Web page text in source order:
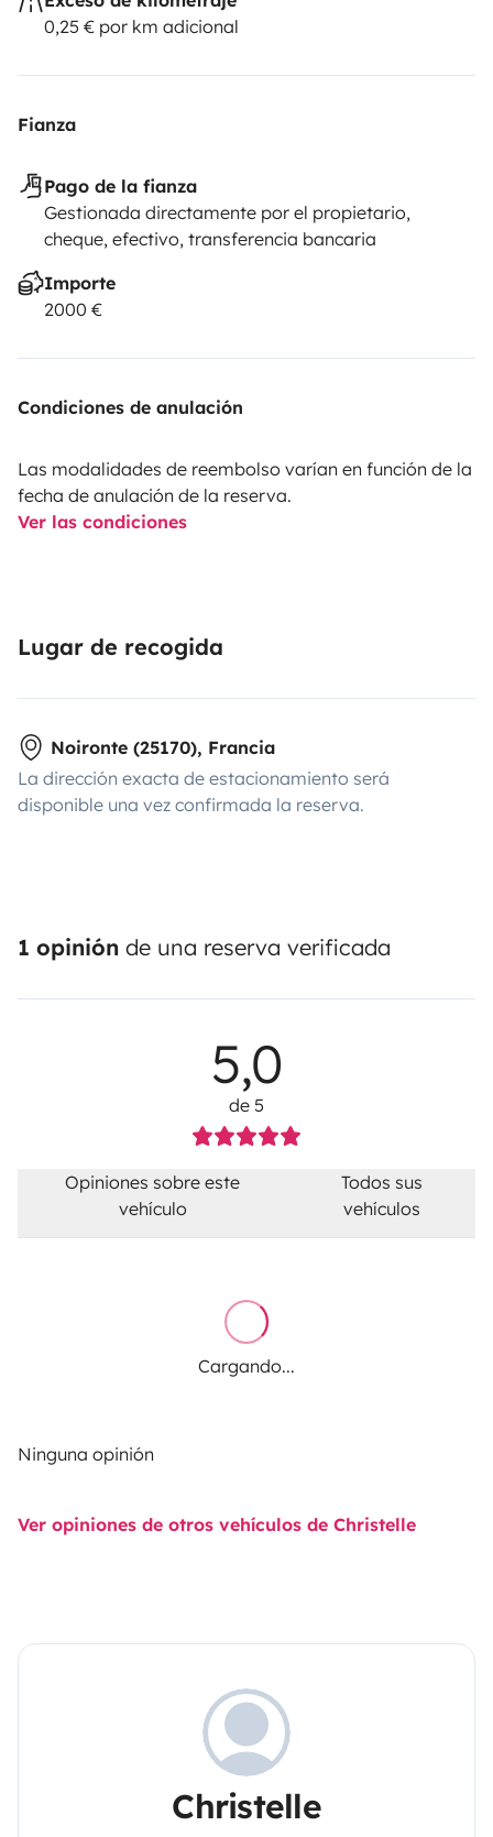
0,25 € por km adicional
Fianza
Pago de la fianza
Gestionada directamente por el propietario,
cheque, efectivo, transferencia bancaria
Importe
2000 €
Condiciones de anulación
Las modalidades de reembolso varían en función de la
fecha de anulación de la reserva.
Ver las condiciones
Lugar de recogida
Noironte (25170), Francia
La dirección exacta de estacionamiento será
disponible una vez confirmada la reserva.
1 opinión de una reserva verificada
5,0
de 5
Opiniones sobre este
vehículo
Todos sus
vehículos
Cargando...
Ninguna opinión
Ver opiniones de otros vehículos de Christelle
Christelle